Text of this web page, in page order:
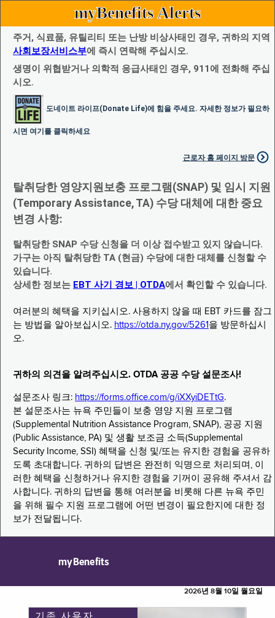
myBenefits Alerts
주거, 식료품, 유틸리티 또는 난방 비상사태인 경우, 귀하의 지역
사회보장서비스부에 즉시 연락해 주십시오.
생명이 위협받거나 의학적 응급사태인 경우, 911에 전화해 주십
시오.
도네이트 라이프(Donate Life)에 힘을 주세요. 자세한 정보가 필요하
시면 여기를 클릭하세요
근로자 홈 페이지 방문
탈취당한 영양지원보충 프로그램(SNAP) 및 임시 지원
(Temporary Assistance, TA) 수당 대체에 대한 중요
변경 사항:
탈취당한 SNAP 수당 신청을 더 이상 접수받고 있지 않습니다.
가구는 아직 탈취당한 TA (현금) 수당에 대한 대체를 신청할 수
있습니다.
상세한 정보는 EBT 사기 경보 | OTDA에서 확인할 수 있습니다.
여러분의 혜택을 지키십시오. 사용하지 않을 때 EBT 카드를 잠그
는 방법을 알아보십시오. https://otda.ny.gov/5261 을 방문하십시
오.
귀하의 의견을 알려주십시오. OTDA 공공 수당 설문조사!
설문조사 링크: https://forms.office.com/g/iXXyiDETtG.
본 설문조사는 뉴욕 주민들이 보충 영양 지원 프로그램
(Supplemental Nutrition Assistance Program, SNAP), 공공 지원
(Public Assistance, PA) 및 생활 보조금 소득(Supplemental
Security Income, SSI) 혜택을 신청 및/또는 유지한 경험을 공유하
도록 초대합니다. 귀하의 답변은 완전히 익명으로 처리되며, 이
러한 혜택을 신청하거나 유지한 경험을 기꺼이 공유해 주셔서 감
사합니다. 귀하의 답변을 통해 여러분을 비롯해 다른 뉴욕 주민
을 위해 필수 지원 프로그램에 어떤 변경이 필요한지에 대한 정
보가 전달됩니다.
myBenefits
2026년 8월 10일 월요일
기존 사용자